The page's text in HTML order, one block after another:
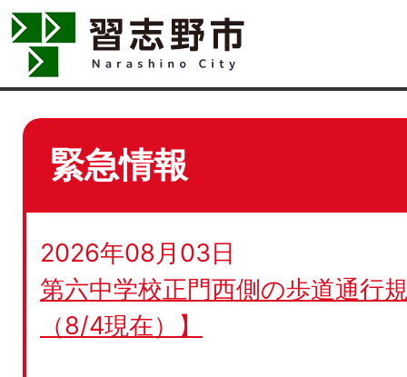
緊急情報
2026年08月03日
第六中学校正門西側の歩道通行
（8/4現在）】